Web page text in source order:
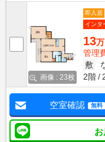
画像 : 23枚
即入居
インタ
13
管理
敷
2階
空室確認 無料